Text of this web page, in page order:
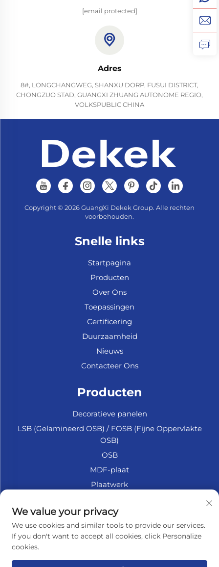
[email protected]
Adres
8#, LONGCHANGWEG, SHANXU DORP, FUSUI DISTRICT,
CHONGZUO STAD, GUANGXI ZHUANG AUTONOME REGIO,
VOLKSPUBLIC CHINA
Copyright © 2026 GuangXi Dekek Group. Alle rechten
voorbehouden.
Snelle links
Startpagina
Producten
Over Ons
Toepassingen
Certificering
Duurzaamheid
Nieuws
Contacteer Ons
Producten
Decoratieve panelen
LSB (Gelamineerd OSB) / FOSB (Fijne Oppervlakte
OSB)
OSB
MDF-plaat
Plaatwerk
Fiberplaat
Accessoires
We value your privacy
We use cookies and similar tools to provide our services.
If you don't want to accept all cookies, click Personalize
cookies.